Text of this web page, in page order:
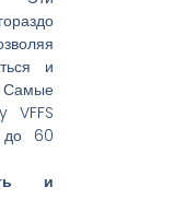
и
Самые
VFFS
до 60
и